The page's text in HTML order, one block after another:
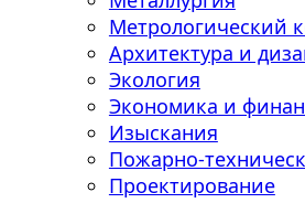
Метрологический
Архитектура и
Экология
Экономика и
Изыскания
Пожарно-
Проектирование